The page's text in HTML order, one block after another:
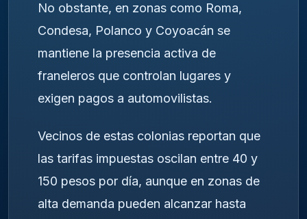
No obstante, en zonas como Roma,
Condesa, Polanco y Coyoacán se
mantiene la presencia activa de
franeleros que controlan lugares y
exigen pagos a automovilistas.
Vecinos de estas colonias reportan que
las tarifas impuestas oscilan entre 40 y
150 pesos por día, aunque en zonas de
alta demanda pueden alcanzar hasta